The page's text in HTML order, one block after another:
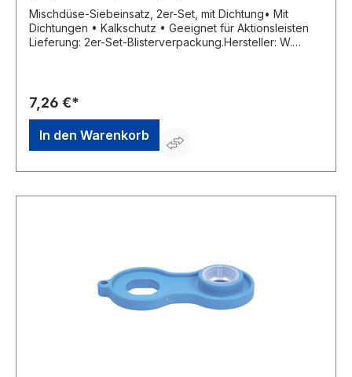
Mischdüse-Siebeinsatz, 2er-Set, mit Dichtung• Mit
Dichtungen • Kalkschutz • Geeignet für Aktionsleisten
Lieferung: 2er-Set-Blisterverpackung.Hersteller: W.
7,26 €*
In den Warenkorb